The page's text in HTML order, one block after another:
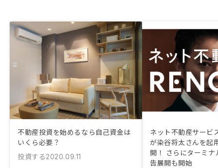
不動産投資を始めるなら自己資金は
いくら必要？
投資する2020.09.11
ネット不動産サービ
が染谷将太さんを起
開！ さらにターミ
告展開も開始